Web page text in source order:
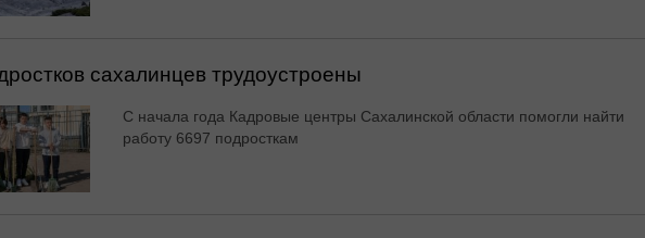
сахалинцев трудоустроены
С начала года Кадровые центры Сахалинской области помогли найти
работу 6697 подросткам